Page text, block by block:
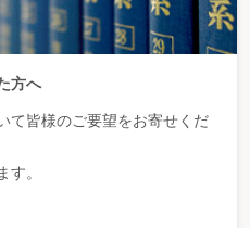
方へ
て皆様のご要望をお寄せくだ
す。